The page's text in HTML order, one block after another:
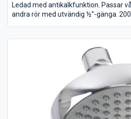
Ledad med antikalkfunktion. Passar
andra rör med utvändig ½”-gänga.